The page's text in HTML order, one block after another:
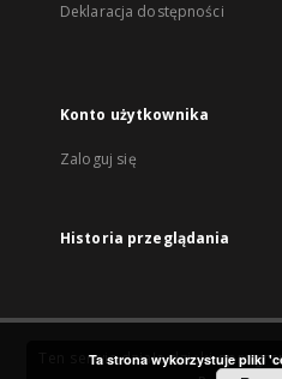
Deklaracja dostępności
Konto użytkownika
Zaloguj się
Historia przeglądania
Ten serwis działa dzięki
Ta strona wykorzystuje pliki